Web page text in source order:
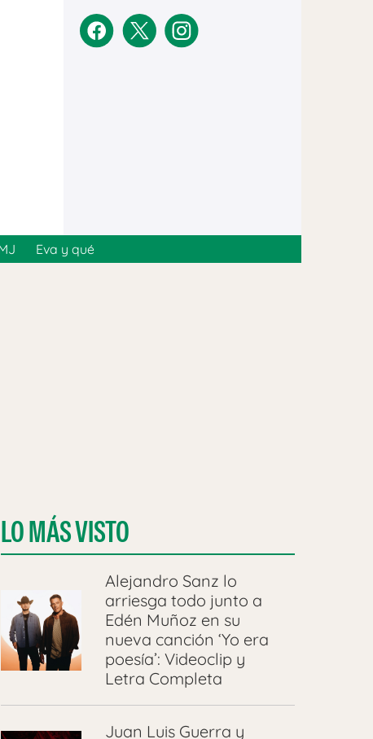
Eva y qué
LO MÁS VISTO
Alejandro Sanz lo
arriesga todo junto a
Edén Muñoz en su
nueva canción ‘Yo era
poesía’: Videoclip y
Letra Completa
Juan Luis Guerra y